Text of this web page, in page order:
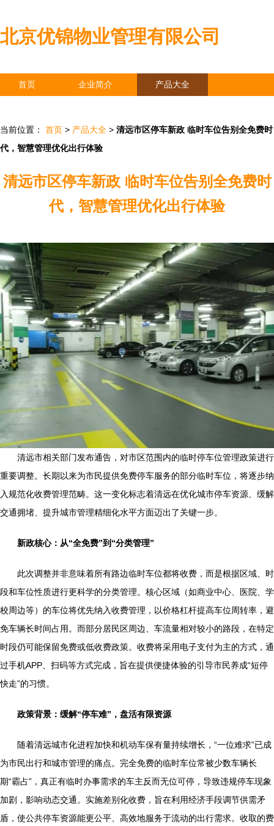
北京优锦物业管理有限公司
首页 企业简介 产品大全
当前位置： 首页 > 产品大全 > 清远市区停车新政 临时车位告别全免费时
代，智慧管理优化出行体验
清远市区停车新政 临时车位告别全免费时
代，智慧管理优化出行体验
清远市相关部门发布通告，对市区范围内的临时停车位管理政策进行
重要调整。长期以来为市民提供免费停车服务的部分临时车位，将逐步纳
入规范化收费管理范畴。这一变化标志着清远在优化城市停车资源、缓解
交通拥堵、提升城市管理精细化水平方面迈出了关键一步。
新政核心：从“全免费”到“分类管理”
此次调整并非意味着所有路边临时车位都将收费，而是根据区域、时
段和车位性质进行更科学的分类管理。核心区域（如商业中心、医院、学
校周边等）的车位将优先纳入收费管理，以价格杠杆提高车位周转率，避
免车辆长时间占用。而部分居民区周边、车流量相对较小的路段，在特定
时段仍可能保留免费或低收费政策。收费将采用电子支付为主的方式，通
过手机APP、扫码等方式完成，旨在提供便捷体验的引导市民养成“短停
快走”的习惯。
政策背景：缓解“停车难”，盘活有限资源
随着清远城市化进程加快和机动车保有量持续增长，“一位难求”已成
为市民出行和城市管理的痛点。完全免费的临时车位常被少数车辆长
期“霸占”，真正有临时办事需求的车主反而无位可停，导致违规停车现象
加剧，影响动态交通。实施差别化收费，旨在利用经济手段调节供需矛
盾，使公共停车资源能更公平、高效地服务于流动的出行需求。收取的费